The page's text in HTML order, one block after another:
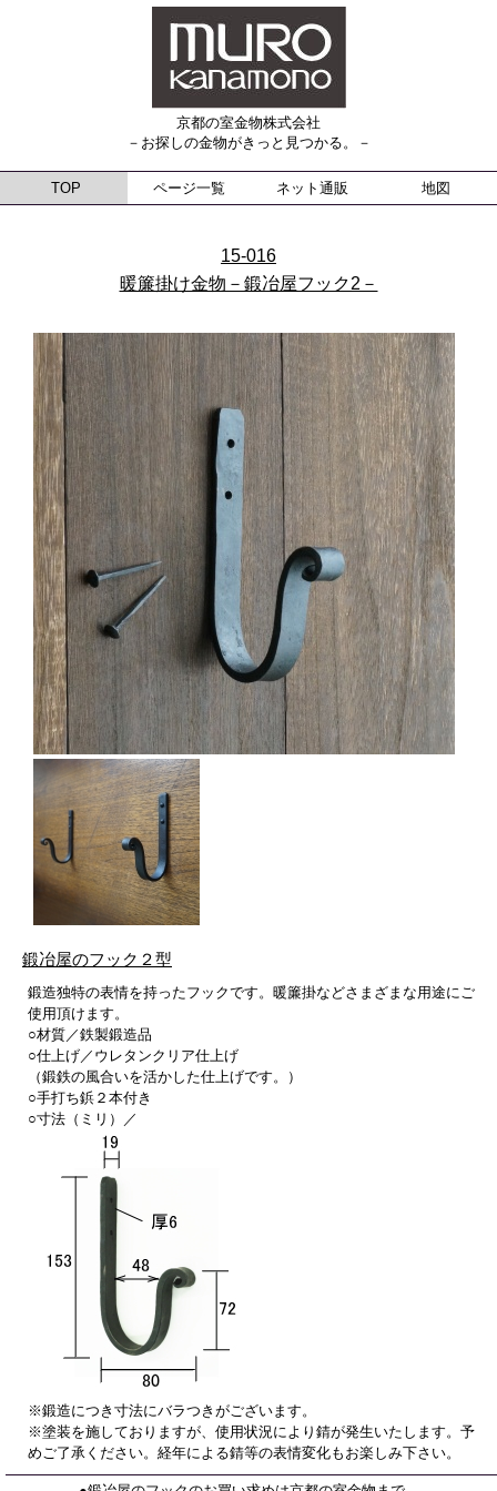
京都の室金物株式会社
－お探しの金物がきっと見つかる。－
TOP ページ一覧 ネット通販 地図
15-016
暖簾掛け金物－鍛冶屋フック2－
鍛冶屋のフック２型
鍛造独特の表情を持ったフックです。暖簾掛などさまざまな用途にご
使用頂けます。
○材質／鉄製鍛造品
○仕上げ／ウレタンクリア仕上げ
（鍛鉄の風合いを活かした仕上げです。）
○手打ち鋲２本付き
○寸法（ミリ）／
※鍛造につき寸法にバラつきがございます。
※塗装を施しておりますが、使用状況により錆が発生いたします。予
めご了承ください。経年による錆等の表情変化もお楽しみ下さい。